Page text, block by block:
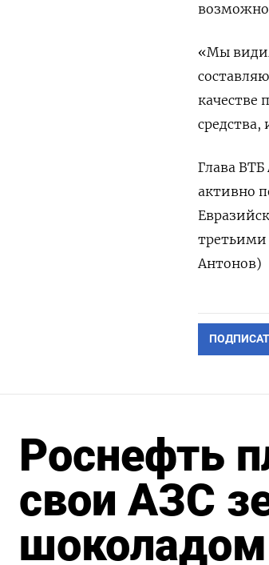
«Мы
качестве
средства,
Глава
активно
третьими
Антонов)
Роснефть
свои АЗС